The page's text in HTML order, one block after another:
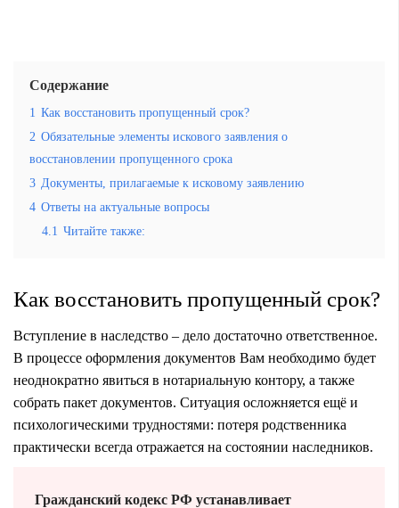
Содержание
1 Как восстановить пропущенный срок?
2 Обязательные элементы искового заявления о
восстановлении пропущенного срока
3 Документы, прилагаемые к исковому заявлению
4 Ответы на актуальные вопросы
4.1 Читайте также:
Как восстановить пропущенный срок?
Вступление в наследство – дело достаточно ответственное.
В процессе оформления документов Вам необходимо будет
неоднократно явиться в нотариальную контору, а также
собрать пакет документов. Ситуация осложняется ещё и
психологическими трудностями: потеря родственника
практически всегда отражается на состоянии наследников.
Гражданский кодекс РФ устанавливает